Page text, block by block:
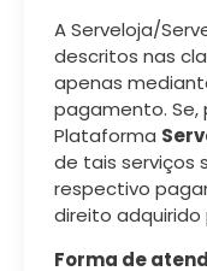
A Serveloja/
descritos nas
apenas
pagamento. Se,
Plataforma
de tais serviços
respectivo
direito adquirido
Forma de